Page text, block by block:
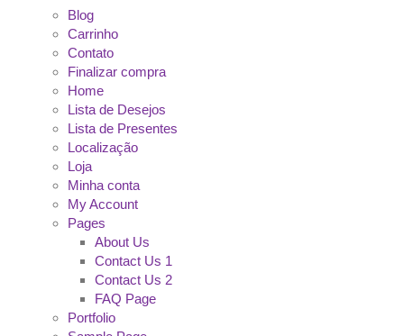
Blog
Carrinho
Contato
Finalizar compra
Home
Lista de Desejos
Lista de Presentes
Localização
Loja
Minha conta
My Account
Pages
About Us
Contact Us 1
Contact Us 2
FAQ Page
Portfolio